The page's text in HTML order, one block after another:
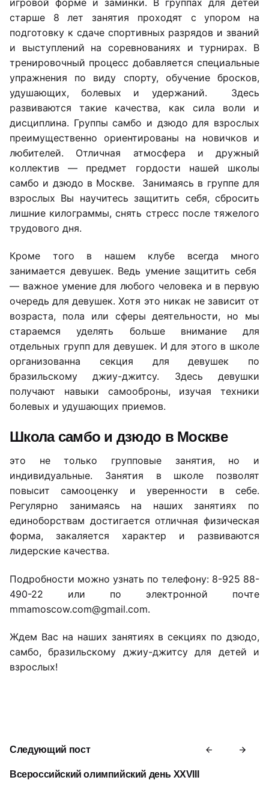
старше 8 лет занятия проходят с упором на
подготовку к сдаче спортивных разрядов и званий
и выступлений на соревнованиях и турнирах. В
тренировочный процесс добавляется специальные
упражнения по виду спорту, обучение бросков,
удушающих, болевых и удержаний. Здесь
развиваются такие качества, как сила воли и
дисциплина. Группы самбо и дзюдо для взрослых
преимущественно ориентированы на новичков и
любителей. Отличная атмосфера и дружный
коллектив — предмет гордости нашей школы
самбо и дзюдо в Москве. Занимаясь в группе для
взрослых Вы научитесь защитить себя, сбросить
лишние килограммы, снять стресс после тяжелого
трудового дня.
Кроме того в нашем клубе всегда много
занимается девушек. Ведь умение защитить себя
— важное умение для любого человека и в первую
очередь для девушек. Хотя это никак не зависит от
возраста, пола или сферы деятельности, но мы
стараемся уделять больше внимание для
отдельных групп для девушек. И для этого в школе
организованна секция для девушек по
бразильскому джиу-джитсу. Здесь девушки
получают навыки самооброны, изучая техники
болевых и удушающих приемов.
Школа самбо и дзюдо в Москве
это не только групповые занятия, но и
индивидуальные. Занятия в школе позволят
повысит самооценку и уверенности в себе.
Регулярно занимаясь на наших занятиях по
единоборствам достигается отличная физическая
форма, закаляется характер и развиваются
лидерские качества.
Подробности можно узнать по телефону: 8-925 88-
490-22 или по электронной почте
mmamoscow.com@gmail.com.
Ждем Вас на наших занятиях в секциях по дзюдо,
самбо, бразильскому джиу-джитсу для детей и
взрослых!
Следующий пост
Всероссийский олимпийский день XXVIII